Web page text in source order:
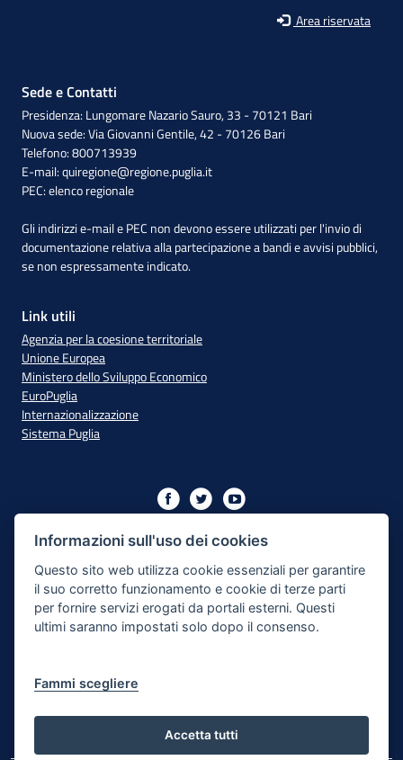
Area riservata
Sede e Contatti
Presidenza: Lungomare Nazario Sauro, 33 - 70121 Bari
Nuova sede: Via Giovanni Gentile, 42 - 70126 Bari
Telefono: 800713939
E-mail:quiregione@regione.puglia.it
PEC:elenco regionale
Gli indirizzi e-mail e PEC non devono essere utilizzati per l'invio di
documentazione relativa alla partecipazione a bandi e avvisi pubblici,
se non espressamente indicato.
Link utili
Agenzia per la coesione territoriale
Unione Europea
Ministero dello Sviluppo Economico
EuroPuglia
Internazionalizzazione
Sistema Puglia
XIII
Dichiarazione di Accessibilità
Note Legali
Informazioni sull'uso dei cookies
Questo sito web utilizza cookie essenziali per garantire
il suo corretto funzionamento e cookie di terze parti
per fornire servizi erogati da portali esterni. Questi
ultimi saranno impostati solo dopo il consenso.
Fammi scegliere
Accetta tutti